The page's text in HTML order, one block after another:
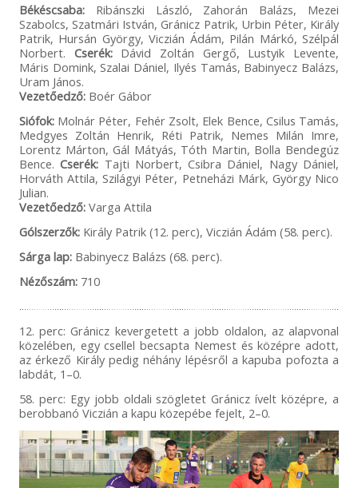
Békéscsaba:Ribánszki László, Zahorán Balázs, Mezei
Szabolcs, Szatmári István, Gránicz Patrik, Urbin Péter, Király
Patrik, Hursán György, Viczián Ádám, Pilán Márkó, Szélpál
Norbert. Cserék:Dávid Zoltán Gergő, Lustyik Levente,
Máris Domink, Szalai Dániel, Ilyés Tamás, Babinyecz Balázs,
Uram János.
Vezetőedző:Boér Gábor
Siófok:Molnár Péter, Fehér Zsolt, Elek Bence, Csilus Tamás,
Medgyes Zoltán Henrik, Réti Patrik, Nemes Milán Imre,
Lorentz Márton, Gál Mátyás, Tóth Martin, Bolla Bendegúz
Bence.Cserék: Tajti Norbert, Csibra Dániel, Nagy Dániel,
Horváth Attila, Szilágyi Péter, Petneházi Márk, György Nico
Julian.
Vezetőedző:Varga Attila
Gólszerzők:Király Patrik (12. perc), Viczián Ádám (58. perc).
Sárga lap:Babinyecz Balázs (68. perc).
Nézőszám:710
12. perc: Gránicz kevergetett a jobb oldalon, az alapvonal
közelében, egy csellel becsapta Nemest és középre adott,
az érkező Király pedig néhány lépésről a kapuba pofozta a
labdát, 1–0.
58. perc: Egy jobb oldali szögletet Gránicz ívelt középre, a
berobbanó Viczián a kapu közepébe fejelt, 2–0.